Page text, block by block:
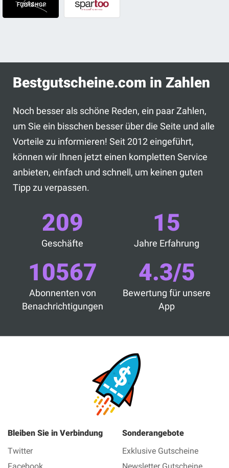
Bestgutscheine.com in Zahlen
Noch besser als schöne Reden, ein paar Zahlen,
um Sie ein bisschen besser über die Seite und alle
Vorteile zu informieren! Seit 2012 eingeführt,
können wir Ihnen jetzt einen kompletten Service
anbieten, einfach und schnell, um keinen guten
Tipp zu verpassen.
209
Geschäfte
15
Jahre Erfahrung
10567
Abonnenten von
Benachrichtigungen
4.3/5
Bewertung für unsere
App
Bleiben Sie in Verbindung
Twitter
Sonderangebote
Exklusive Gutscheine